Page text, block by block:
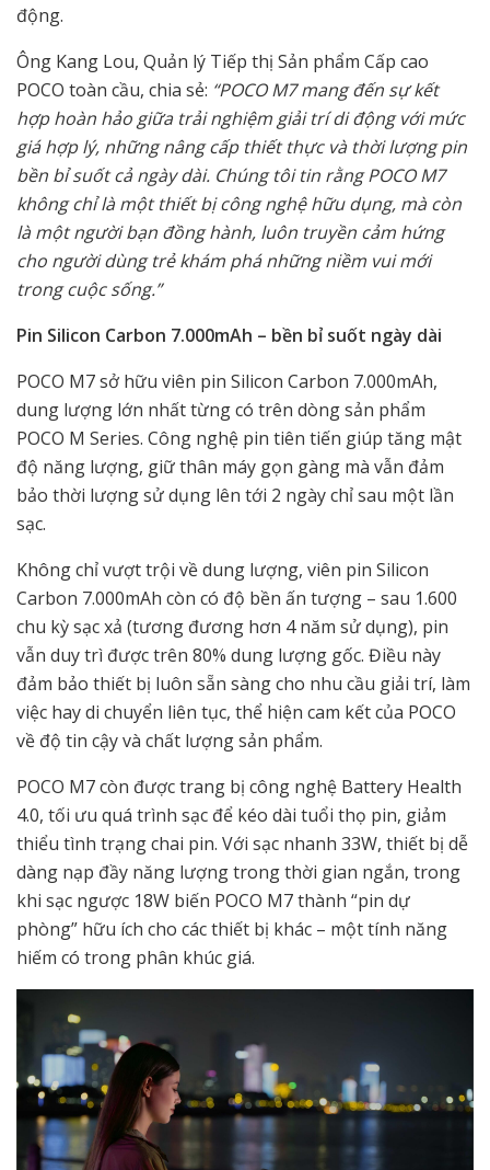
động.
Ông Kang Lou, Quản lý Tiếp thị Sản phẩm Cấp cao
POCO toàn cầu, chia sẻ: “POCO M7 mang đến sự kết
hợp hoàn hảo giữa trải nghiệm giải trí di động với mức
giá hợp lý, những nâng cấp thiết thực và thời lượng pin
bền bỉ suốt cả ngày dài. Chúng tôi tin rằng POCO M7
không chỉ là một thiết bị công nghệ hữu dụng, mà còn
là một người bạn đồng hành, luôn truyền cảm hứng
cho người dùng trẻ khám phá những niềm vui mới
trong cuộc sống.”
Pin Silicon Carbon 7.000mAh – bền bỉ suốt ngày dài
POCO M7 sở hữu viên pin Silicon Carbon 7.000mAh,
dung lượng lớn nhất từng có trên dòng sản phẩm
POCO M Series. Công nghệ pin tiên tiến giúp tăng mật
độ năng lượng, giữ thân máy gọn gàng mà vẫn đảm
bảo thời lượng sử dụng lên tới 2 ngày chỉ sau một lần
sạc.
Không chỉ vượt trội về dung lượng, viên pin Silicon
Carbon 7.000mAh còn có độ bền ấn tượng – sau 1.600
chu kỳ sạc xả (tương đương hơn 4 năm sử dụng), pin
vẫn duy trì được trên 80% dung lượng gốc. Điều này
đảm bảo thiết bị luôn sẵn sàng cho nhu cầu giải trí, làm
việc hay di chuyển liên tục, thể hiện cam kết của POCO
về độ tin cậy và chất lượng sản phẩm.
POCO M7 còn được trang bị công nghệ Battery Health
4.0, tối ưu quá trình sạc để kéo dài tuổi thọ pin, giảm
thiểu tình trạng chai pin. Với sạc nhanh 33W, thiết bị dễ
dàng nạp đầy năng lượng trong thời gian ngắn, trong
khi sạc ngược 18W biến POCO M7 thành “pin dự
phòng” hữu ích cho các thiết bị khác – một tính năng
hiếm có trong phân khúc giá.